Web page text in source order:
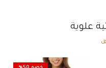
علوية